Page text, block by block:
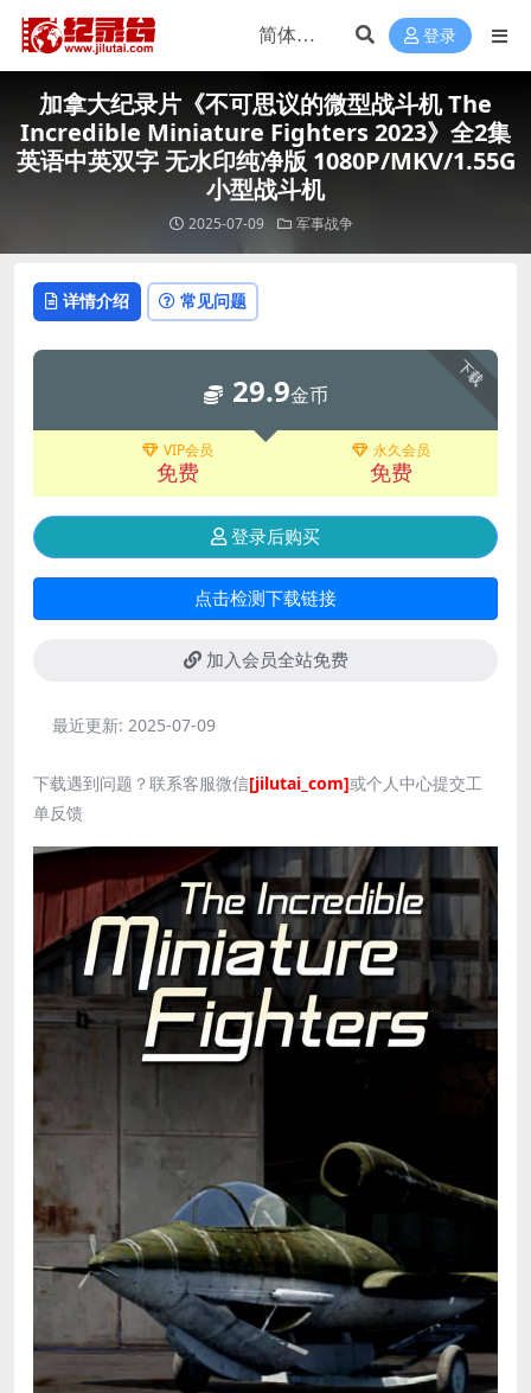
登录
加拿大纪录片《不可思议的微型战斗机 The
Incredible Miniature Fighters 2023》全2集
英语中英双字 无水印纯净版 1080P/MKV/1.55G
小型战斗机
2025-07-09 军事战争
详情介绍 常见问题
下载
29.9金币
VIP会员
免费
永久会员
免费
登录后购买
点击检测下载链接
加入会员全站免费
最近更新: 2025-07-09
下载遇到问题？联系客服微信[jilutai_com]或个人中心提交工
单反馈